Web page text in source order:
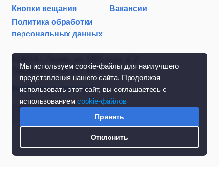
Мы используем cookie-файлы для наилучшего
представления нашего сайта. Продолжая
использовать этот сайт, вы соглашаетесь с
использованием cookie-файлов
Принять
Отклонить
Кнопки вещания
Вакансии
Политика обработки
персональных данных
Тел./факс: (342) 267-85-35
Написать в редакцию